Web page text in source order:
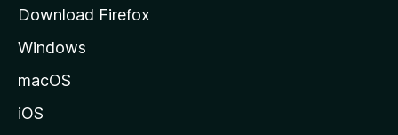
i
d
Download Firefox
Windows
macOS
iOS